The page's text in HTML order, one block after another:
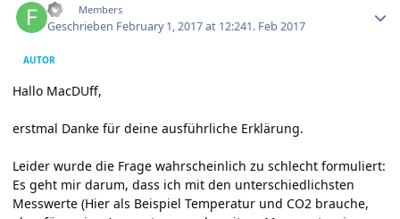
FD Members
Geschrieben February 1, 2017 at 12:241. Feb 2017
AUTOR
Hallo MacDUff,
erstmal Danke für deine ausführliche Erklärung.
Leider wurde die Frage wahrscheinlich zu schlecht formuliert:
Es geht mir darum, dass ich mit den unterschiedlichsten
Messwerte (Hier als Beispiel Temperatur und CO2 brauche,